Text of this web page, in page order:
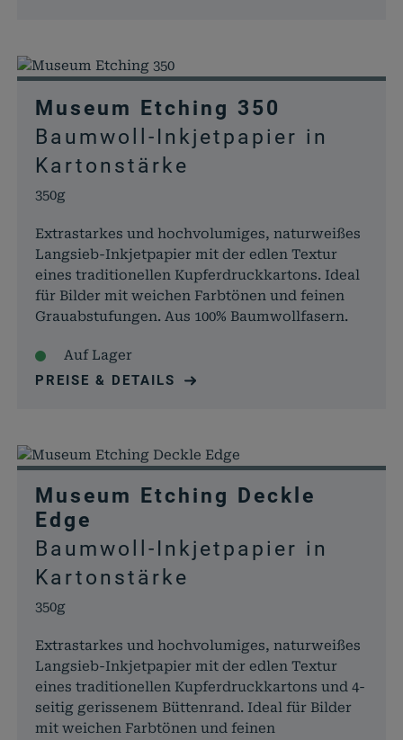
Museum Etching 350
Baumwoll-Inkjetpapier in
Kartonstärke
350g
Extrastarkes und hochvolumiges, naturweißes
Langsieb-Inkjetpapier mit der edlen Textur
eines traditionellen Kupferdruckkartons. Ideal
für Bilder mit weichen Farbtönen und feinen
Grauabstufungen. Aus 100% Baumwollfasern.
Auf Lager
PREISE & DETAILS
Museum Etching Deckle
Edge
Baumwoll-Inkjetpapier in
Kartonstärke
350g
Extrastarkes und hochvolumiges, naturweißes
Langsieb-Inkjetpapier mit der edlen Textur
eines traditionellen Kupferdruckkartons und 4-
seitig gerissenem Büttenrand. Ideal für Bilder
mit weichen Farbtönen und feinen